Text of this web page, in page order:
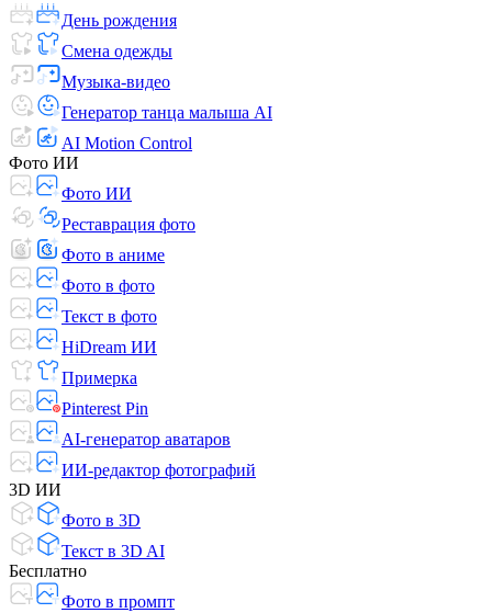
День рождения
Смена одежды
Музыка-видео
Генератор танца малыша AI
AI Motion Control
Фото ИИ
Фото ИИ
Реставрация фото
Фото в аниме
Фото в фото
Текст в фото
HiDream ИИ
Примерка
Pinterest Pin
AI-генератор аватаров
ИИ-редактор фотографий
3D ИИ
Фото в 3D
Текст в 3D AI
Бесплатно
Фото в промпт